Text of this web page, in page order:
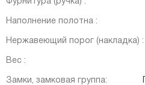
Наполнение полотна :
Нержавеющий порог (накладка) :
Вес :
Замки, замковая группа: